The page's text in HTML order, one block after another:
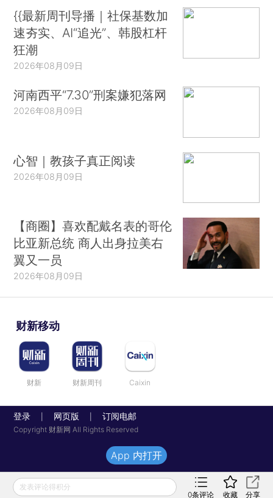
{{最新周刊导播｜社保基数加
速夯实、AI“追光”、韩股杠杆
狂潮
2026年08月09日
河南西平“7.30”刑案嫌犯落网
2026年08月09日
心智｜教孩子真正阅读
2026年08月09日
【商圈】喜欢配戴名表的哥伦
比亚新总统 商人出身拉美右
翼又一员
2026年08月09日
财新移动
财新 财新周刊 Caixin
登录 网页版 订阅电邮
Copyright 财新网 All Rights Reserved
发表评论得积分
0条评论 收藏 分享
App 内打开